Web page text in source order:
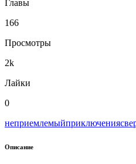
Главы
166
Просмотры
2k
Лайки
0
неприемлемыйприключения
Описание